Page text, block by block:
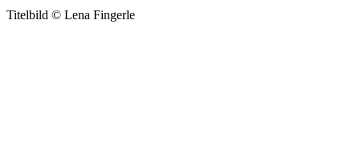
Titelbild © Lena Fingerle